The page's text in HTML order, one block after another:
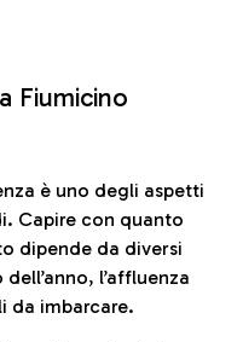
Fiumicino
è uno degli aspetti
Capire con quanto
dipende da diversi
l’affluenza
da imbarcare.